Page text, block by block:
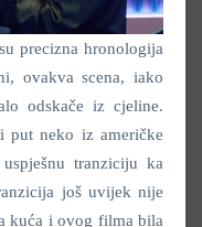
precizna hronologija
ovakva scena, iako
odskače iz cjeline.
put neko iz američke
tranziciju ka
još uvijek nije
kuća i ovog filma bila